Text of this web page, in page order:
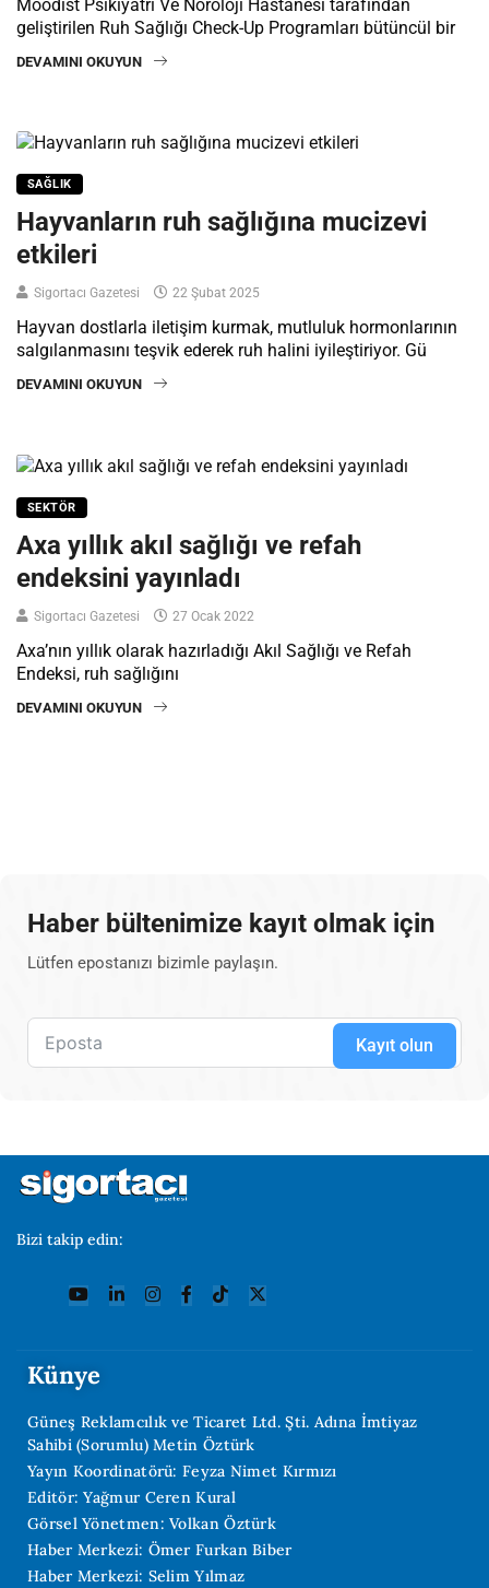
Moodist Psikiyatri Ve Nöroloji Hastanesi tarafından
geliştirilen Ruh Sağlığı Check-Up Programları bütüncül bir
DEVAMINI OKUYUN
SAĞLIK
Hayvanların ruh sağlığına mucizevi
etkileri
Sigortacı Gazetesi 22 Şubat 2025
Hayvan dostlarla iletişim kurmak, mutluluk hormonlarının
salgılanmasını teşvik ederek ruh halini iyileştiriyor. Gü
DEVAMINI OKUYUN
SEKTÖR
Axa yıllık akıl sağlığı ve refah
endeksini yayınladı
Sigortacı Gazetesi 27 Ocak 2022
Axa’nın yıllık olarak hazırladığı Akıl Sağlığı ve Refah
Endeksi, ruh sağlığını
DEVAMINI OKUYUN
Haber bültenimize kayıt olmak için
Lütfen epostanızı bizimle paylaşın.
Kayıt olun
Bizi takip edin:
Künye
Güneş Reklamcılık ve Ticaret Ltd. Şti. Adına İmtiyaz
Sahibi (Sorumlu) Metin Öztürk
Yayın Koordinatörü: Feyza Nimet Kırmızı
Editör: Yağmur Ceren Kural
Görsel Yönetmen: Volkan Öztürk
Haber Merkezi: Ömer Furkan Biber
Haber Merkezi: Selim Yılmaz